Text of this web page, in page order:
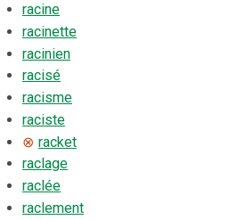
racine
racinette
racinien
racisé
racisme
raciste
⊗ racket
raclage
raclée
raclement